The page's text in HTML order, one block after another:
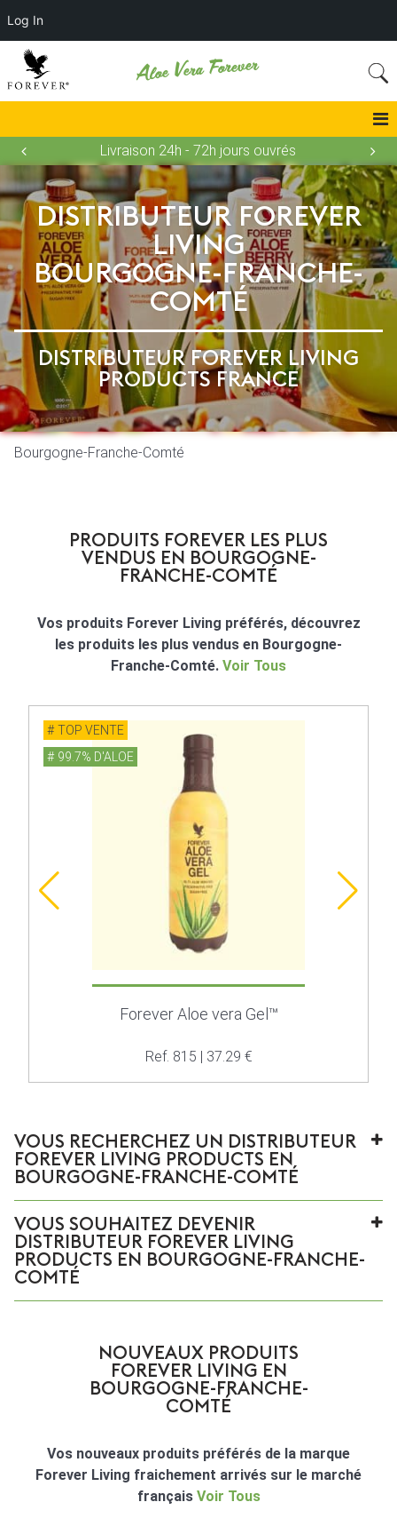
Aloe Vera Forever
Livraison 24h - 72h jours ouvrés
DISTRIBUTEUR FOREVER
LIVING
BOURGOGNE-FRANCHE-
COMTÉ
DISTRIBUTEUR FOREVER LIVING
PRODUCTS FRANCE
Bourgogne-Franche-Comté
PRODUITS FOREVER LES PLUS
VENDUS EN BOURGOGNE-
FRANCHE-COMTÉ
Vos produits Forever Living préférés, découvrez
les produits les plus vendus en Bourgogne-
Franche-Comté. Voir Tous
TOP VENTE
99.7% D'ALOE
Forever Aloe vera Gel™
Ref. 815 | 37.29 €
VOUS RECHERCHEZ UN DISTRIBUTEUR
FOREVER LIVING PRODUCTS EN
BOURGOGNE-FRANCHE-COMTÉ
VOUS SOUHAITEZ DEVENIR
DISTRIBUTEUR FOREVER LIVING
PRODUCTS EN BOURGOGNE-FRANCHE-
COMTÉ
NOUVEAUX PRODUITS
FOREVER LIVING EN
BOURGOGNE-FRANCHE-
COMTÉ
Vos nouveaux produits préférés de la marque
Forever Living fraichement arrivés sur le marché
français Voir Tous
Log In